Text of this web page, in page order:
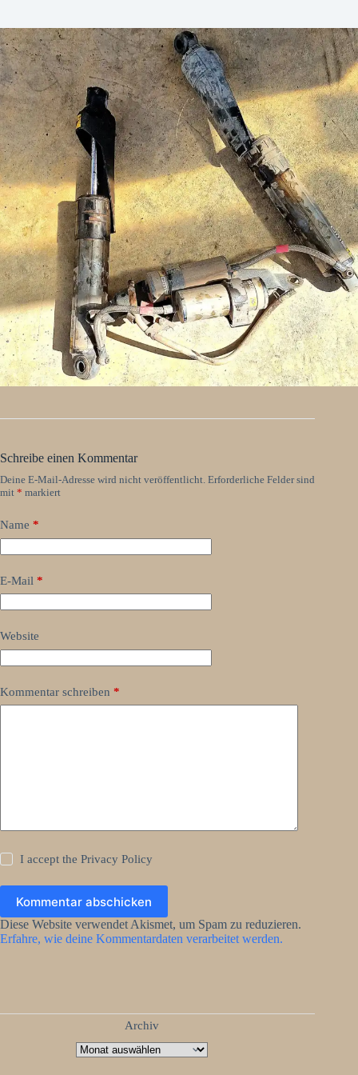
Schreibe einen Kommentar
Deine E-Mail-Adresse wird nicht veröffentlicht. Erforderliche Felder sind
mit * markiert
Name *
E-Mail *
Website
Kommentar schreiben *
I accept thePrivacy Policy
Kommentar abschicken
Diese Website verwendet Akismet, um Spam zu reduzieren.
Erfahre, wie deine Kommentardaten verarbeitet werden.
Archiv